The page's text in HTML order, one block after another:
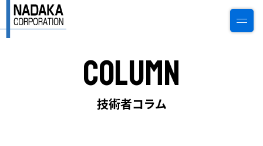
0774-22-6784
ご相談・見積もり
Column
技術者コラム